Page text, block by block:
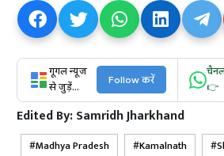
गूगल न्यूज
से जुड़ें...
Follow करें
👉
Edited By:Samridh Jharkhand
Madhya Pradesh Kamalnath